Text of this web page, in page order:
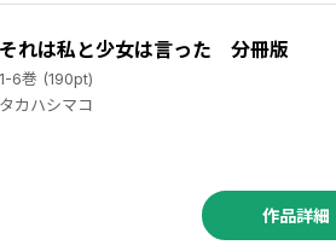
それは私と少女は言った 分冊版
1-6巻 (190pt)
タカハシマコ
作品詳細